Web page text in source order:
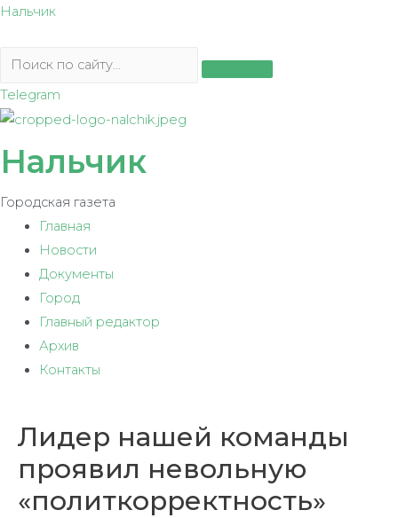
Перейти
содержимому
Нальчик
Telegram
Нальчик
Городская газета
Главная
Новости
Документы
Город
Главный редактор
Архив
Контакты
Лидер нашей команды
проявил невольную
«политкорректность»